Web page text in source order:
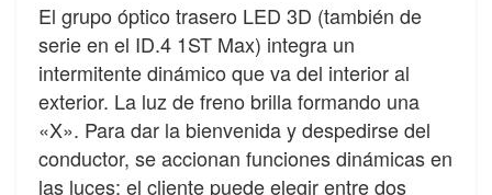
El grupo óptico trasero LED 3D (también de
serie en el ID.4 1ST Max) integra un
intermitente dinámico que va del interior al
exterior. La luz de freno brilla formando una
«X». Para dar la bienvenida y despedirse del
conductor, se accionan funciones dinámicas en
las luces; el cliente puede elegir entre dos